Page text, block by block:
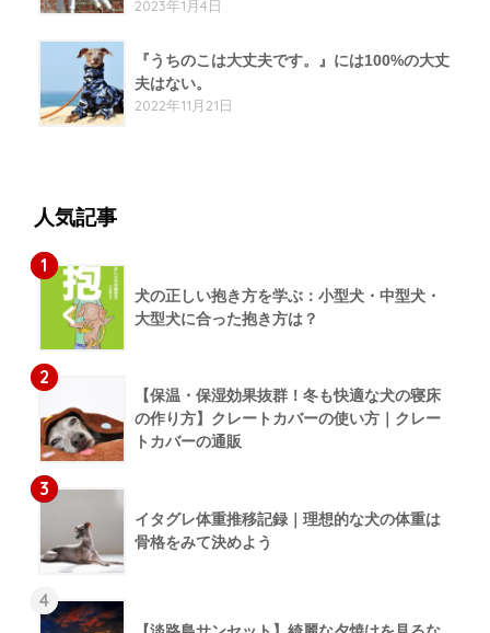
2023年1月4日
『うちのこは大丈夫です。』には100%の大丈
夫はない。
2022年11月21日
人気記事
1
犬の正しい抱き方を学ぶ：小型犬・中型犬・
大型犬に合った抱き方は？
2
【保温・保湿効果抜群！冬も快適な犬の寝床
の作り方】クレートカバーの使い方｜クレー
トカバーの通販
3
イタグレ体重推移記録｜理想的な犬の体重は
骨格をみて決めよう
4